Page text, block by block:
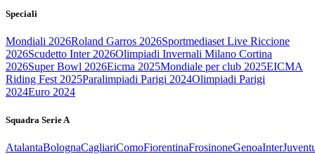
Speciali
Mondiali 2026Roland Garros 2026Sportmediaset Live Riccione
2026Scudetto Inter 2026Olimpiadi Invernali Milano Cortina
2026Super Bowl 2026Eicma 2025Mondiale per club 2025EICMA
Riding Fest 2025Paralimpiadi Parigi 2024Olimpiadi Parigi
2024Euro 2024
Squadra Serie A
AtalantaBolognaCagliariComoFiorentinaFrosinoneGenoaInter